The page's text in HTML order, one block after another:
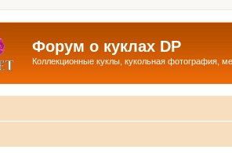
Форум о куклах DP
Коллекционные куклы, кукольная фотография,